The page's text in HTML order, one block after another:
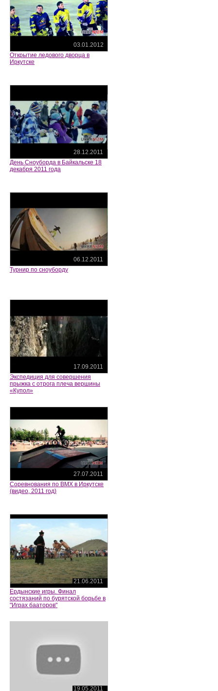
03.01.2012
Открытие ледового дворца в
Иркутске
28.12.2011
День Сноуборда в Байкальске 18
декабря 2011 года
06.12.2011
Турнир по сноуборду
17.09.2011
Экспедиция для совершения
прыжка с отрога плеча вершины
«Купол»
27.07.2011
Соревнования по BMX в Иркутске
(видео, 2011 год)
21.06.2011
Ердынские игры. Финал
состязаний по бурятской борьбе в
"Играх бааторов"
19.05.2011